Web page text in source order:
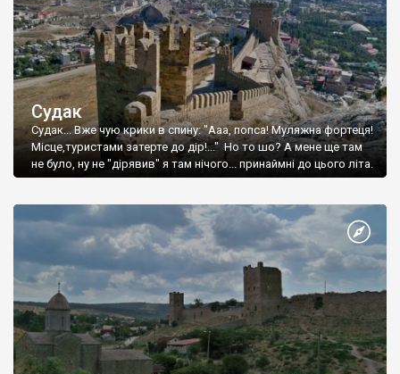
Судак
Судак... Вже чую крики в спину: "Ааа, попса! Муляжна фортеця!
Місце,туристами затерте до дір!..." Но то шо? А мене ще там
не було, ну не "дірявив" я там нічого... принаймні до цього літа.